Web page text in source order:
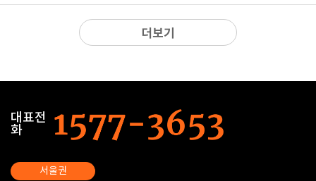
더보기
대표전
화